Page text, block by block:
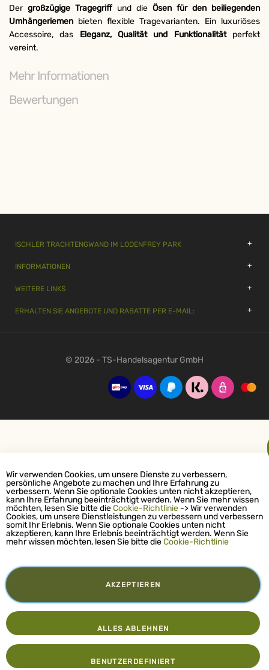
Der großzügige Tragegriff und die Ösen für den beiliegenden
Umhängeriemen bieten flexible Tragevarianten. Ein luxuriöses
Accessoire, das Eleganz, Qualität und Funktionalitätperfekt
vereint.
Mehr Informationen
Bewertungen
ISCHLER TRACHTENGWAND IM LODENFREY PARK
INFORMATIONEN
WEITERE LINKS
ERHALTEN SIE ANGEBOTE UND RABATTE PER E-MAIL:
© 2026 - TS-Handelsagentur GmbH
Wir verwenden Cookies, um unsere Dienste zu verbessern,
persönliche Angebote zu machen und Ihre Erfahrung zu
verbessern. Wenn Sie optionale Cookies unten nicht akzeptieren,
kann Ihre Erfahrung beeinträchtigt werden. Wenn Sie mehr wissen
möchten, lesen Sie bitte dieCookie-Richtlinie -> Wir verwenden
Cookies, um unsere Dienstleistungen zu verbessern und verbessern
somit Ihr Erlebnis. Wenn Sie optionale Cookies unten nicht
akzeptieren, kann Ihre Erlebnis beeinträchtigt werden. Wenn Sie
mehr wissen möchten, lesen Sie bitte dieCookie-Richtlinie
AKZEPTIEREN
BENUTZERDEFINIERT
ALLES ABLEHNEN